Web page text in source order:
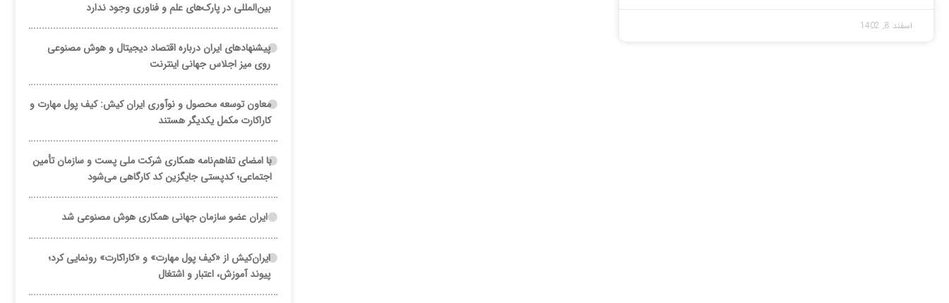
اسفند 8, 1402
بین‌المللی در پارک‌های علم و فناوری وجود ندارد
پیشنهادهای ایران درباره اقتصاد دیجیتال و هوش مصنوعی
روی میز اجلاس جهانی اینترنت
معاون توسعه محصول و نوآوری ایران کیش: کیف پول مهارت و
کاراکارت مکمل یکدیگر هستند
با امضای تفاهم‌نامه همکاری شرکت ملی پست و سازمان تأمین
اجتماعی؛ کدپستی جایگزین کد کارگاهی می‌شود
ایران عضو سازمان جهانی همکاری هوش مصنوعی شد
ایران‌کیش از «کیف پول مهارت» و «کاراکارت» رونمایی کرد؛
پیوند آموزش، اعتبار و اشتغال